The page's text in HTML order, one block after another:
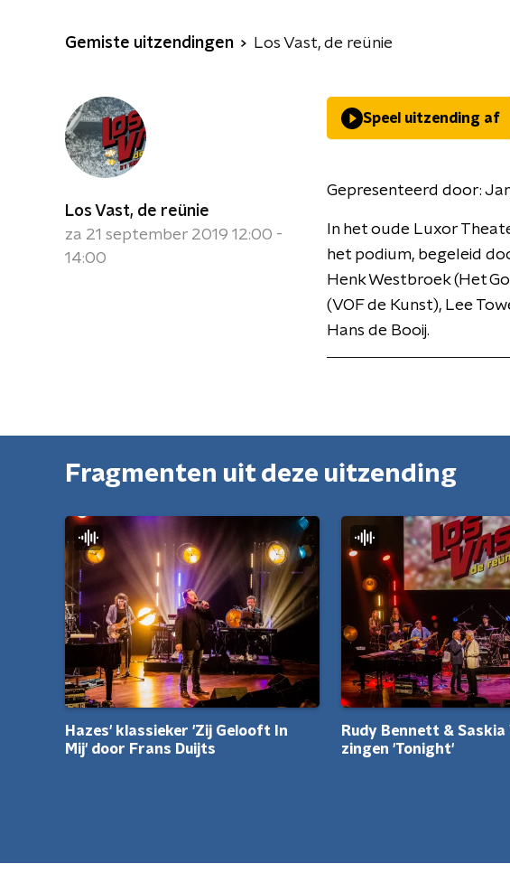
Gemiste uitzendingen Los Vast, de reünie
Los Vast, de reünie
za 21 september 2019 12:00 -
14:00
Speel uitzending af
Gepresenteerd door:
In het oude Luxor
het podium, begeleid
Henk Westbroek (Het
(VOF de Kunst), Lee
Hans de Booij.
Fragmenten uit deze uitzending
Hazes' klassieker 'Zij Gelooft In
Mij' door Frans Duijts
Rudy Bennett & Saskia
zingen 'Tonight'